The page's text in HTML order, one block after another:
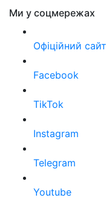
Ми у соцмережах
Офіційний сайт
Facebook
TikTok
Instagram
Telegram
Youtube